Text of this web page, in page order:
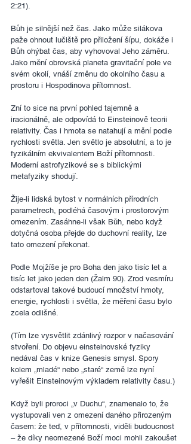
2:21).
Bůh je silnější než čas. Jako může silákova
paže ohnout lučiště pro přiložení šípu, dokáže i
Bůh ohýbat čas, aby vyhovoval Jeho záměru.
Jako mění obrovská planeta gravitační pole ve
svém okolí, vnáší změnu do okolního času a
prostoru i Hospodinova přítomnost.
Zní to sice na první pohled tajemně a
iracionálně, ale odpovídá to Einsteinově teorii
relativity. Čas i hmota se natahují a mění podle
rychlosti světla. Jen světlo je absolutní, a to je
fyzikálním ekvivalentem Boží přítomnosti.
Moderní astrofyzikové se s biblickými
metafyziky shodují.
Žije-li lidská bytost v normálních přírodních
parametrech, podléhá časovým i prostorovým
omezením. Zasáhne-li však Bůh, nebo když
dotyčná osoba přejde do duchovní reality, lze
tato omezení překonat.
Podle Mojžíše je pro Boha den jako tisíc let a
tisíc let jako jeden den (Žalm 90). Zrod vesmíru
odstartoval takové budoucí množství hmoty,
energie, rychlosti i světla, že měření času bylo
zcela odlišné.
(Tím lze vysvětlit zdánlivý rozpor v načasování
stvoření. Do objevu einsteinovské fyziky
nedával čas v knize Genesis smysl. Spory
kolem „mladé“ nebo „staré“ země lze nyní
vyřešit Einsteinovým výkladem relativity času.)
Když byli proroci „v Duchu“, znamenalo to, že
vystupovali ven z omezení daného přirozeným
časem: že teď, v přítomnosti, viděli budoucnost
– že díky neomezené Boží moci mohli zakoušet